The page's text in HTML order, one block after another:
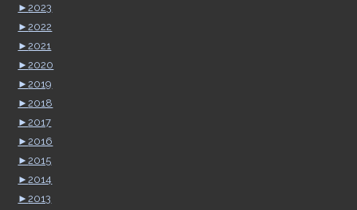
►2023
►2022
►2021
►2020
►2019
►2018
►2017
►2016
►2015
►2014
►2013